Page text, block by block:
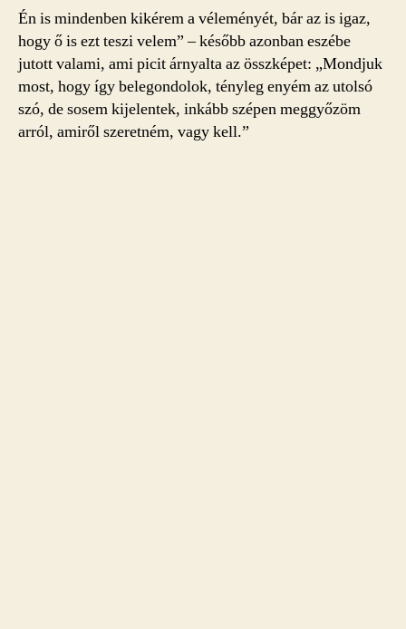
Én is mindenben kikérem a véleményét, bár az is igaz,
hogy ő is ezt teszi velem” – később azonban eszébe
jutott valami, ami picit árnyalta az összképet: „Mondjuk
most, hogy így belegondolok, tényleg enyém az utolsó
szó, de sosem kijelentek, inkább szépen meggyőzöm
arról, amiről szeretném, vagy kell.”